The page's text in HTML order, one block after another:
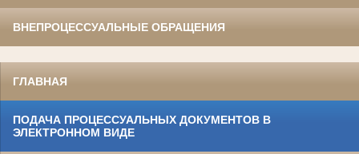
ВНЕПРОЦЕССУАЛЬНЫЕ ОБРАЩЕНИЯ
ГЛАВНАЯ
ПОДАЧА ПРОЦЕССУАЛЬНЫХ ДОКУМЕНТОВ В
ЭЛЕКТРОННОМ ВИДЕ